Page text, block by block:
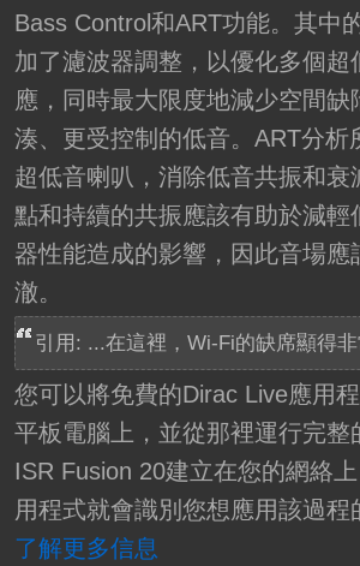
Bass Control和ART功能。其中
加了濾波器調整，以優化多個超
應，同時最大限度地減少空間缺
湊、更受控制的低音。ART分析
超低音喇叭，消除低音共振和衰
點和持續的共振應該有助於減輕
器性能造成的影響，因此音場應
澈。
引用: ...在這裡，Wi-Fi的缺席顯得非
您可以將免費的Dirac Live應用
平板電腦上，並從那裡運行完整
ISR Fusion 20建立在您的網絡
用程式就會識別您想應用該過程
了解更多信息